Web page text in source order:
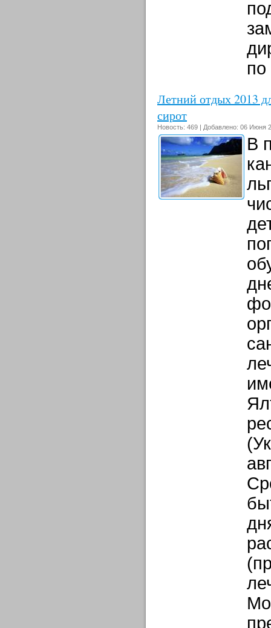
Летний отдых 2013
сирот
Новость: 469 | Добавлено: 06 Июня
В